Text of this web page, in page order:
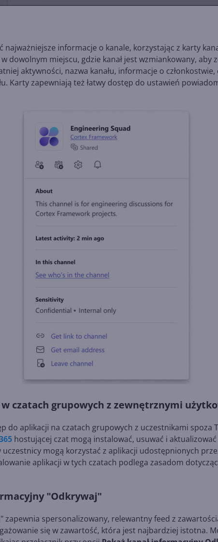
najważniejsze informacje o kanale, korzystając z karty
w dowolnym miejscu, gdzie kanał jest wzmiankowany, aby
aktywności, nazwa kanału, informacje o
Karty zapewniają też łatwy dostęp do ustawień
czatach grupowych z zewnętrznymi
do aplikacji na czatach grupowych z uczestnikami spoza
hostującej czat mogą instalować, usuwać i
uczestnicy mogą korzystać z aplikacji udostępnionych
aplikacji w tych czatach podlega zasadom
"Odkrywaj"
zapewnia spersonalizowany, relewantny feed z
się w zawartość, która jest najbardziej istotna.